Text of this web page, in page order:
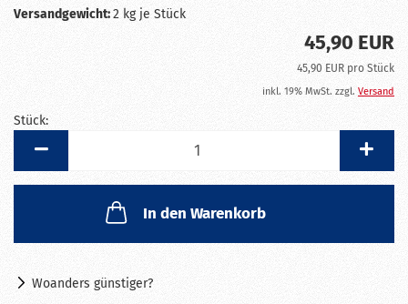
Versandgewicht:2 kg je Stück
45,90 EUR
45,90 EUR pro Stück
inkl. 19% MwSt. zzgl. Versand
Stück:
In den Warenkorb
Woanders günstiger?